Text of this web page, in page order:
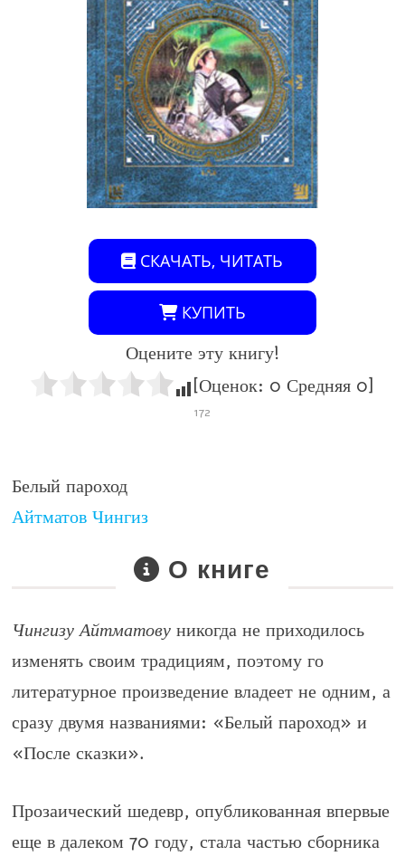
СКАЧАТЬ, ЧИТАТЬ
КУПИТЬ
Оцените эту книгу!
[Оценок: 0 Средняя 0]
172
Белый пароход
Айтматов Чингиз
О книге
Чингизу Айтматову никогда не приходилось
изменять своим традициям, поэтому го
литературное произведение владеет не одним, а
сразу двумя названиями: «Белый пароход» и
«После сказки».
Прозаический шедевр, опубликованная впервые
еще в далеком 70 году, стала частью сборника